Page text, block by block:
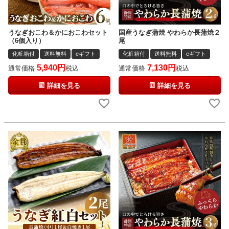
うなぎおこわ＆かにおこわセット
（6個入り）
化粧箱付 送料無料 eギフト
通常価格 5,940 税込
詳細を見る
国産うなぎ蒲焼 やわらか長蒲焼２
尾
化粧箱付 送料無料 eギフト
通常価格 7,130 税込
詳細を見る